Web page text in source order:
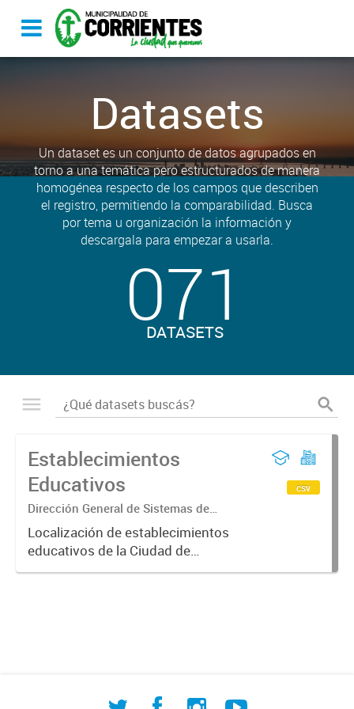
Datasets
Un dataset es un conjunto de datos agrupados en
torno a una temática pero estructurados de manera
homogénea respecto de los campos que describen
el registro, permitiendo la comparabilidad. Busca
por tema u organización la información y
descargala para empezar a usarla.
071
DATASETS
Establecimientos
Educativos
Dirección General de Sistemas de
Información Geográfica
Localización de establecimientos
educativos de la Ciudad de
Corrientes
csv